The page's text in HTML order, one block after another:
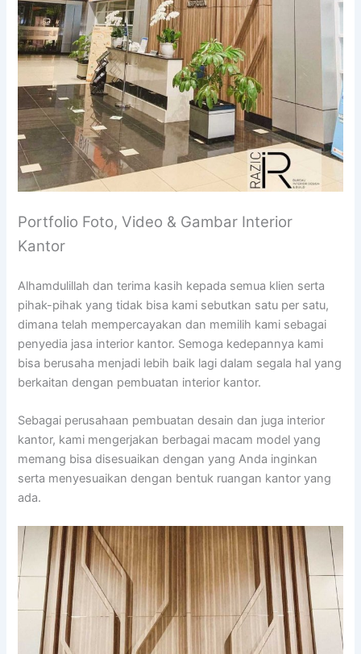
Portfolio Foto, Video & Gambar Interior
Kantor
Alhamdulillah dan terima kasih kepada semua klien serta
pihak-pihak yang tidak bisa kami sebutkan satu per satu,
dimana telah mempercayakan dan memilih kami sebagai
penyedia jasa interior kantor. Semoga kedepannya kami
bisa berusaha menjadi lebih baik lagi dalam segala hal yang
berkaitan dengan pembuatan interior kantor.
Sebagai perusahaan pembuatan desain dan juga interior
kantor, kami mengerjakan berbagai macam model yang
memang bisa disesuaikan dengan yang Anda inginkan
serta menyesuaikan dengan bentuk ruangan kantor yang
ada.